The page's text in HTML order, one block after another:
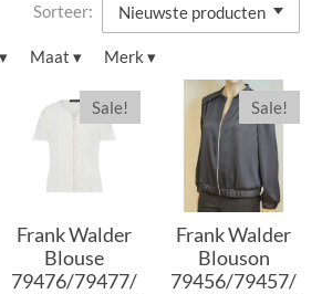
Sorteer:
▾ Maat ▾ Merk ▾
Sale!
Frank Walder
Blouse
79476/79477/
Sale!
Frank Walder
Blouson
79456/79457/